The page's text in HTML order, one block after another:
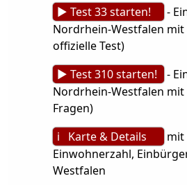
► Test 33 starten!
-
Nordrhein-Westfalen mit
offizielle Test)
► Test 310 starten!
-
Nordrhein-Westfalen mit
Fragen)
ℹ Karte & Details
mit
Einwohnerzahl,
Westfalen